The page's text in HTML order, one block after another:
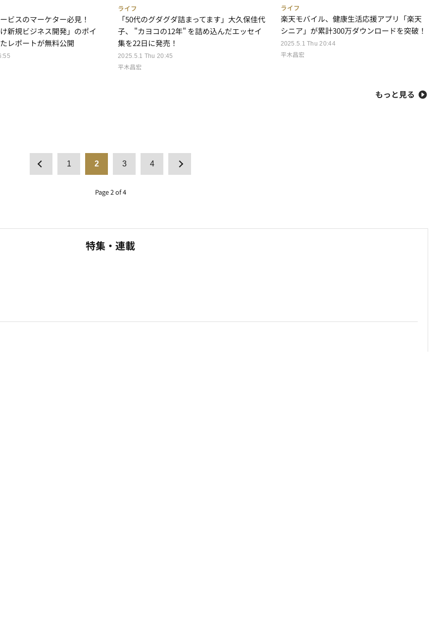
ビスのマーケター必見！
け新規ビジネス開発」のポイ
レポートが無料公開
ライフ
2025.5.1 Thu 20:45
「50代のグダグダ詰まってます」大久保佳代
子、 "カヨコの12年" を詰め込んだエッセイ
集を22日に発売！
平木昌宏
ライフ
2025.5.1 Thu 20:44
楽天モバイル、健康生活応援アプリ「楽天
シニア」が累計300万ダウンロードを突破！
平木昌宏
もっと見る
1 2 3 4
Page 2 of 4
特集・連載